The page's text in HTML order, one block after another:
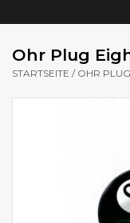
Ohrschmuck
Ohr Plug
STARTSEITE / OHR